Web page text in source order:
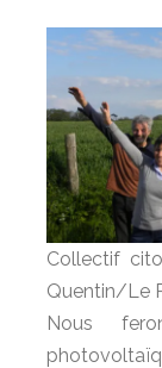
Collectif
Quentin/Le
Nous